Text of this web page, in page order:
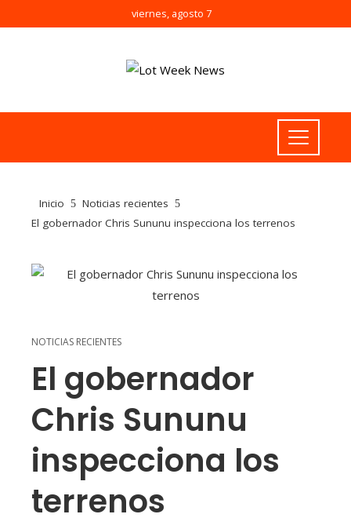
viernes, agosto 7
Inicio
Noticias recientes
El gobernador Chris Sununu inspecciona los terrenos
NOTICIAS RECIENTES
El gobernador
Chris Sununu
inspecciona los
terrenos